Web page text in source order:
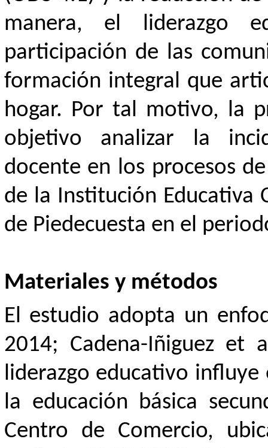
manera, el liderazgo
participación de las
formación integral que
hogar. Por tal motivo, la
objetivo analizar la
docente en los procesos
de la Institución Educativa
de Piedecuesta en el
Materiales y métodos
El estudio adopta un
2014; Cadena-Iñiguez et
liderazgo educativo influye
la educación básica
Centro de Comercio,